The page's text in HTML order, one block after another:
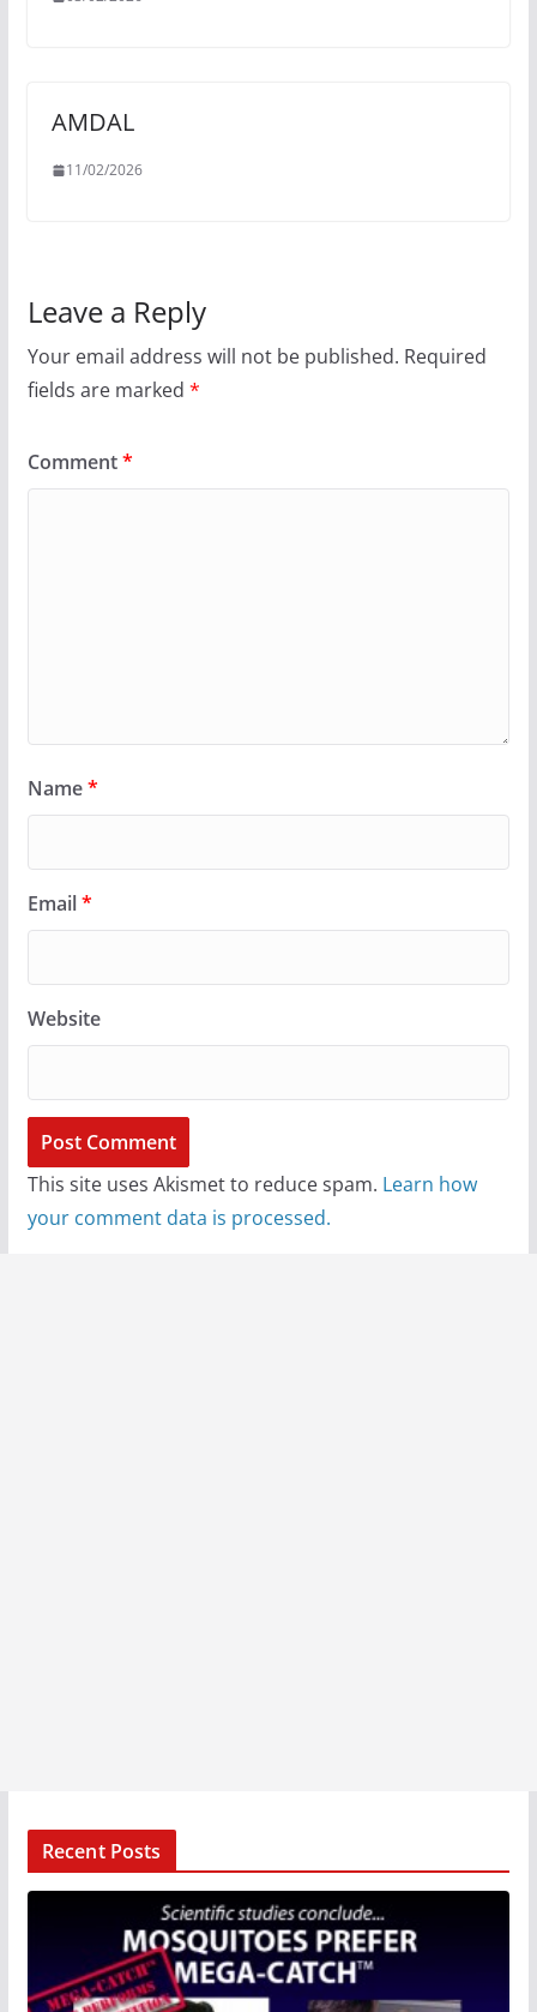
AMDAL
11/02/2026
Leave a Reply
Your email address will not be published. Required
fields are marked *
Comment*
Name*
Email*
Website
This site uses Akismet to reduce spam. Learn how
your comment data is processed.
Recent Posts